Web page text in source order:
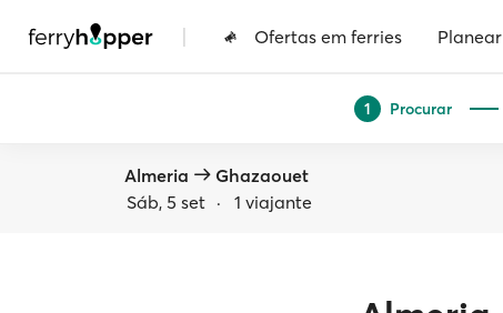
| Ofertas em ferries Planear
1 Procurar
Almeria
Ghazaouet
Sáb, 5 set · 1 viajante